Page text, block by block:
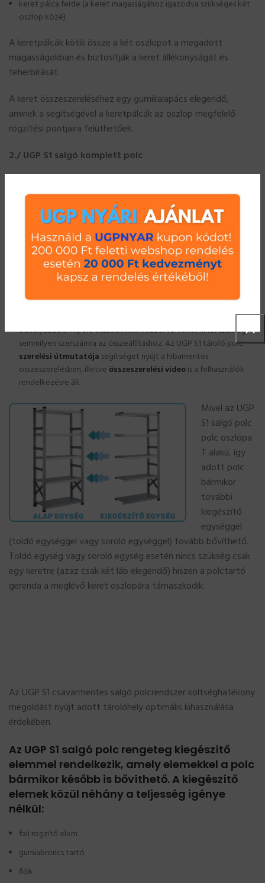
keret pálca ferde (a keret magasságához igazodva szükséges két
oszlop közé)
A keretpálcák kötik össze a két oszlopot a megadott
magasságokban és biztosítják a keret állékonyságát és
teherbírását.
A keret összeszereléséhez egy gumikalapács elegendő,
aminek a segítségével a keretpálcák az oszlop megfelelő
rögzítési pontjaira felüthetőek.
2./ UGP S1 salgó komplett polc
polcpanelt) A polctartó gerenda köti össze a két keretet és tartja
a polcpaneleket. A polctartó gerenda az oszlopon kihajtott
tartófülekre ül fel és biztosítja a polcpanel (ek) teljes hosszirányú
alátámasztását. Ezért is lehet nagyobb teherbírást elérni az UGP S1
polcokkal, mint a polc sarkain történő alátámasztással (pl. csavaros
salgó polc) A polctartó gerenda és ezáltal a polc, az oszlopon a
kihajtott tartófülek osztásával megegyezően, 33 mm-enként
szabadon állítható.
polcpanel (a polc szélességétől függően egy vagy több darab) A
behelyezésre. A polc összeállítása kézzel történik, nincs szükség
semmilyen szerszámra az összeállításhoz. Az UGP S1 tároló polc
szerelési útmutatója segítséget nyújt a hibamentes
összeszerelésben, illetve összeszerelési videois a felhasználók
rendelkezésre áll.
Mivel az UGP
S1 salgó polc
polc oszlopa
T alakú, így
adott polc
bármikor
további
kiegészítő
egységgel
(toldó egységgel vagy soroló egységgel) tovább bővíthető.
Toldó egység vagy soroló egység esetén nincs szükség csak
egy keretre (azaz csak két láb elegendő) hiszen a polctartó
gerenda a meglévő keret oszlopára támaszkodik.
Az UGP S1 csavarmentes salgó polcrendszer költséghatékony
megoldást nyújt adott tárolóhely optimális kihasználása
érdekében.
Az UGP S1 salgó polc rengeteg kiegészítő
elemmel rendelkezik, amely elemekkel a polc
bármikor később is bővíthető. A kiegészítő
elemek közül néhány a teljesség igénye
nélkül:
fali rögzítő elem
gumiabroncs tartó
fiók